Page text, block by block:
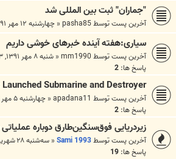
"جماران" ثبت بین المللی شد
آخرین پست توسطpasha85
« چهارشنبه ۱۲ مهر ۱۳۹۱, ۲:۰۳ ب.ظ
سیاری:هفته آینده خبرهای خوشی داریم
آخرین پست توسطmm1990
« شنبه ۸ مهر ۱۳۹۱, ۲:۴۳ ب.ظ
پاسخ ها: 2
Submarine and Destroyer
آخرین پست توسطapadana11
« چهارشنبه ۵ مهر ۱۳۹۱, ۶:۰۲ ب.ظ
پاسخ ها: 2
زیردریایی فوق‌سنگین‌طارق دوباره
آخرین پست توسطSami 1993
« سه‌شنبه ۲۸ شهریور ۱۳۹۱, ۷:۲۰ ب.ظ
پاسخ ها: 19